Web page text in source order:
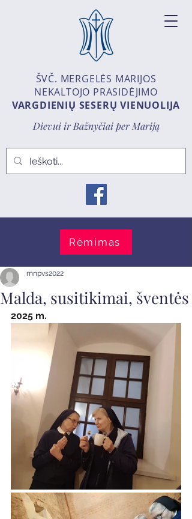
ŠVČ. MERGELĖS MARIJOS
NEKALTOJO PRASIDĖJIMO
VARGDIENIŲ SESERŲ VIENUOLIJA
Dievui ir Bažnyčiai per Mariją
Rėmimas
Malda, susitikimai, šventės
mnpvs2022
2025 m.